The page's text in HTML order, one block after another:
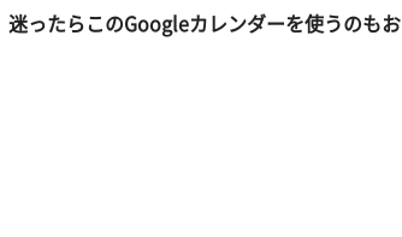
迷ったらこのGoogleカレンダーを使うのもお